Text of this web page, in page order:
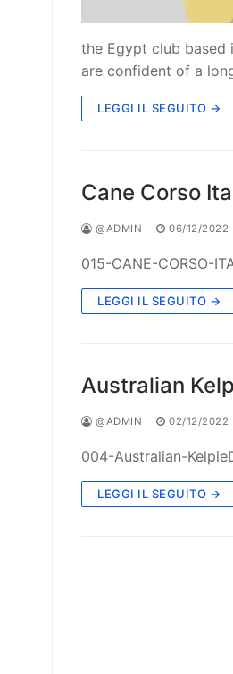
the Egypt club based
are confident of a
LEGGI IL SEGUITO →
Cane Corso
@ADMIN 06/12/2022
015-CANE-CORSO-
LEGGI IL SEGUITO →
Australian
@ADMIN 02/12/2022
004-Australian-
LEGGI IL SEGUITO →